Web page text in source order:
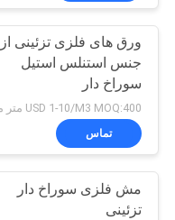
ورق های فلزی تزئینی از
جنس استنلس استیل
سوراخ دار
تماس
مش فلزی سوراخ دار
تزئینی